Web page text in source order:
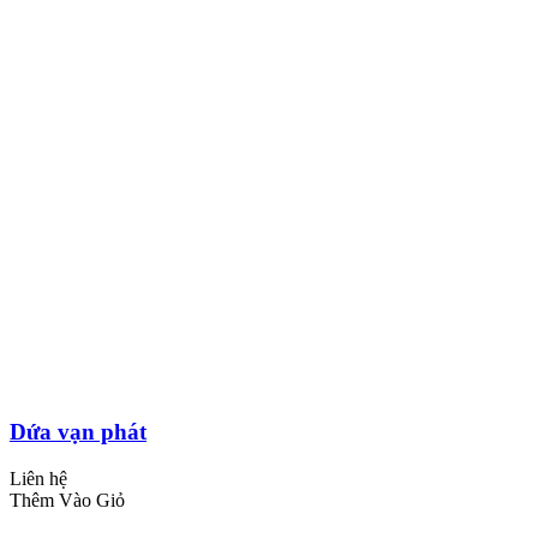
Dứa vạn phát
Liên hệ
Thêm Vào Giỏ